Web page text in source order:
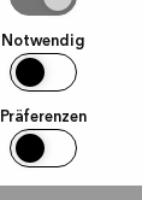
Notwendig
Präferenzen